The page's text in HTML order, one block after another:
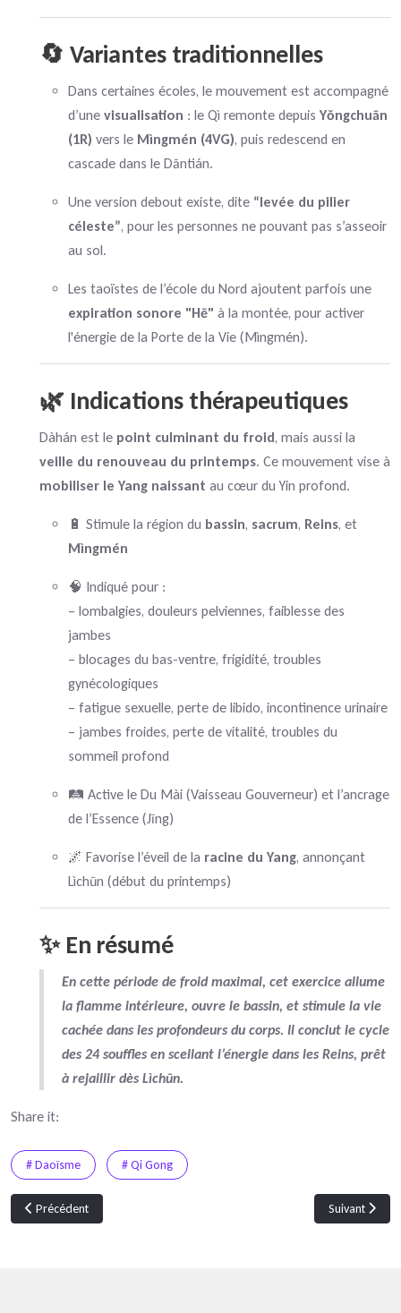
🔄 Variantes traditionnelles
Dans certaines écoles, le mouvement est accompagné
d’une visualisation : le Qì remonte depuis Yǒngchuān
(1R) vers le Mìngmén (4VG), puis redescend en
cascade dans le Dāntián.
Une version debout existe, dite “levée du pilier
céleste”, pour les personnes ne pouvant pas s’asseoir
au sol.
Les taoïstes de l’école du Nord ajoutent parfois une
expiration sonore "Hē" à la montée, pour activer
l'énergie de la Porte de la Vie (Mìngmén).
🌿 Indications thérapeutiques
Dàhán est le point culminant du froid, mais aussi la
veille du renouveau du printemps. Ce mouvement vise à
mobiliser le Yang naissant au cœur du Yin profond.
🔋 Stimule la région du bassin, sacrum, Reins, et
Mìngmén
🧠 Indiqué pour :
– lombalgies, douleurs pelviennes, faiblesse des
jambes
– blocages du bas-ventre, frigidité, troubles
gynécologiques
– fatigue sexuelle, perte de libido, incontinence urinaire
– jambes froides, perte de vitalité, troubles du
sommeil profond
🛤 Active le Du Mài (Vaisseau Gouverneur) et l’ancrage
de l’Essence (Jīng)
🌌 Favorise l’éveil de la racine du Yang, annonçant
Lìchūn (début du printemps)
✨ En résumé
En cette période de froid maximal, cet exercice allume
la flamme intérieure, ouvre le bassin, et stimule la vie
cachée dans les profondeurs du corps. Il conclut le cycle
des 24 souffles en scellant l’énergie dans les Reins, prêt
à rejaillir dès Lìchūn.
Share it:
# Daoïsme # Qi Gong
Article précédent : Programme de formation sur un cycle de 5 ans
Précédent Article
Suivant